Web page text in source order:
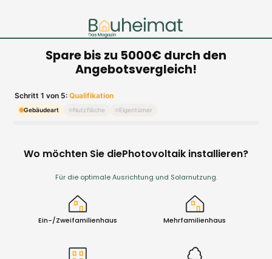
Spare bis zu 5000€ durch den
Angebotsvergleich!
Schritt 1 von 5:Qualifikation
Gebäudeart Nutzfläche Eigentümer
Wo möchten Sie diePhotovoltaik installieren?
Für die optimale Ausrichtung und Solarnutzung.
Ein-/Zweifamilienhaus Mehrfamilienhaus